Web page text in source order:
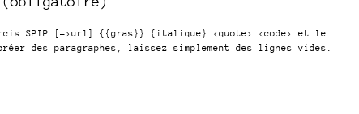
SPIP [->url] {{gras}} {italique} <quote> <code>
et le
des paragraphes, laissez simplement des lignes vides.